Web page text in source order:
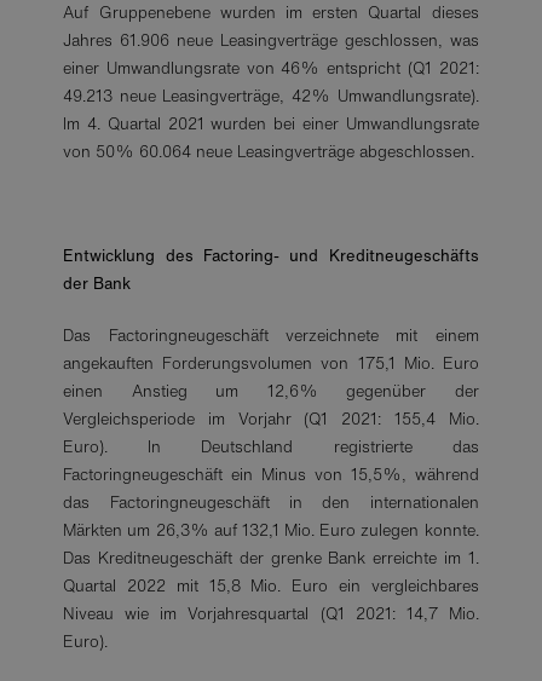
Auf Gruppenebene wurden im ersten Quartal dieses
Jahres 61.906 neue Leasingverträge geschlossen, was
einer Umwandlungsrate von 46% entspricht (Q1 2021:
49.213 neue Leasingverträge, 42% Umwandlungsrate).
Im 4. Quartal 2021 wurden bei einer Umwandlungsrate
von 50% 60.064 neue Leasingverträge abgeschlossen.
Entwicklung des Factoring- und Kreditneugeschäfts
der Bank
Das Factoringneugeschäft verzeichnete mit einem
angekauften Forderungsvolumen von 175,1 Mio. Euro
einen Anstieg um 12,6% gegenüber der
Vergleichsperiode im Vorjahr (Q1 2021: 155,4 Mio.
Euro). In Deutschland registrierte das
Factoringneugeschäft ein Minus von 15,5%, während
das Factoringneugeschäft in den internationalen
Märkten um 26,3% auf 132,1 Mio. Euro zulegen konnte.
Das Kreditneugeschäft der grenke Bank erreichte im 1.
Quartal 2022 mit 15,8 Mio. Euro ein vergleichbares
Niveau wie im Vorjahresquartal (Q1 2021: 14,7 Mio.
Euro).